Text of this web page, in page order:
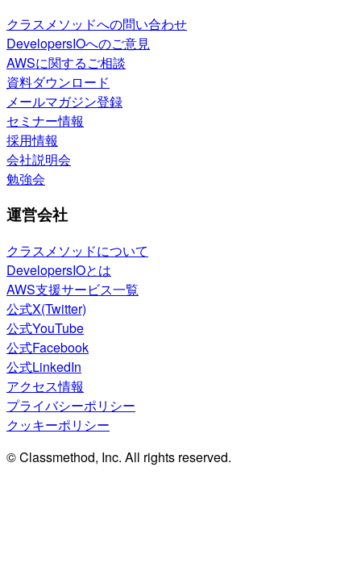
クラスメソッドへの問い合わせ
DevelopersIOへのご意見
AWSに関するご相談
資料ダウンロード
メールマガジン登録
セミナー情報
採用情報
会社説明会
勉強会
運営会社
クラスメソッドについて
DevelopersIOとは
AWS支援サービス一覧
公式X(Twitter)
公式YouTube
公式Facebook
公式LinkedIn
アクセス情報
プライバシーポリシー
クッキーポリシー
© Classmethod, Inc. All rights reserved.